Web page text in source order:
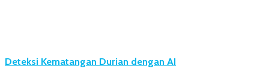
Deteksi Kematangan Durian dengan AI